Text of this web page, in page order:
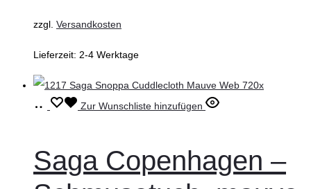
zzgl. Versandkosten
Lieferzeit: 2-4 Werktage
In
Zur Wunschliste hinzufügen
Saga Copenhagen –